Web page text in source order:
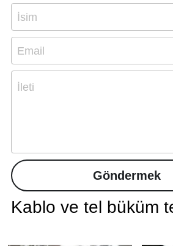
İsim
Email
İleti
Göndermek
Kablo ve tel büküm